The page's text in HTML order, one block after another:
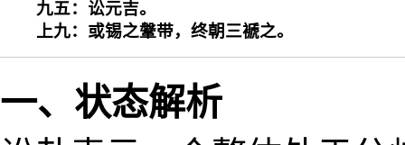
九五：讼元吉。
上九：或锡之鞶带，终朝三褫之。
一、状态解析